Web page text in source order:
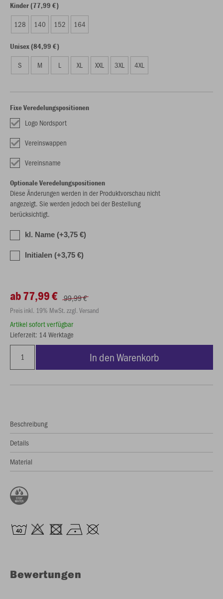
Kinder (77,99 €)
128 140 152 164
Unisex (84,99 €)
S M L XL XXL 3XL 4XL
Fixe Veredelungspositionen
Logo Nordsport
Vereinswappen
Vereinsname
Optionale Veredelungspositionen
Diese Änderungen werden in der Produktvorschau nicht
angezeigt. Sie werden jedoch bei der Bestellung
berücksichtigt.
kl. Name (+3,75 €)
Initialen (+3,75 €)
ab 77,99 € 99,99 €
Preis inkl. 19% MwSt. zzgl. Versand
Artikel sofort verfügbar
Lieferzeit: 14 Werktage
In den Warenkorb
Beschreibung
Details
Material
Bewertungen